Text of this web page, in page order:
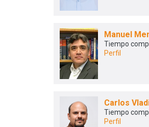
Manuel
Tiempo
Perfil
Carlos
Tiempo
Perfil